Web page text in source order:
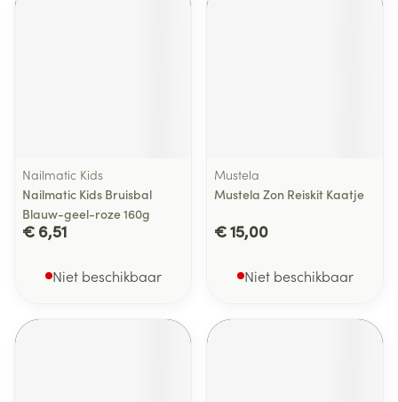
Nailmatic Kids
Nailmatic Kids Bruisbal
Blauw-geel-roze 160g
€ 6,51
Niet beschikbaar
Mustela
Mustela Zon Reiskit Kaatje
€ 15,00
Niet beschikbaar